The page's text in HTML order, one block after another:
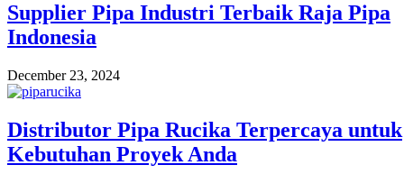
Supplier Pipa Industri Terbaik Raja Pipa
Indonesia
December 23, 2024
Distributor Pipa Rucika Terpercaya untuk
Kebutuhan Proyek Anda